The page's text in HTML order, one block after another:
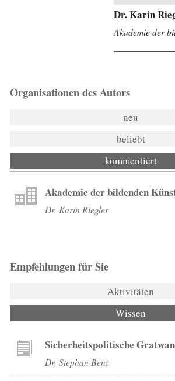
Dr. Karin
Akademie der
Organisationen des Autors
neu
beliebt
kommentiert
Akademie der bildenden
Dr. Karin Riegler
Empfehlungen für Sie
Aktivitäten
Wissen
Sicherheitspolitische
Dr. Stephan Benz